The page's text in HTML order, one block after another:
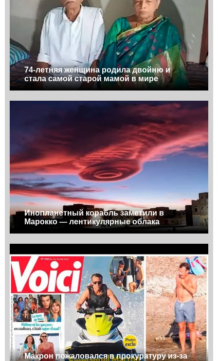
74-летняя женщина родила двойню и
стала самой старой мамой в мире
Инопланетный корабль заметили в
Марокко — лентикулярные облака
Макрон пожаловался в прокуратуру из-за